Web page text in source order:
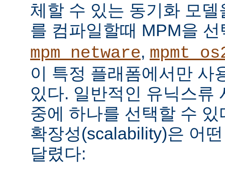
체할 수 있는 동기화 모
를 컴파일할때 MPM을
mpm_netware,
이 특정 플래폼에서만 사
있다. 일반적인 유닉스류
중에 하나를 선택할 수
확장성(scalability)은 어
달렸다: